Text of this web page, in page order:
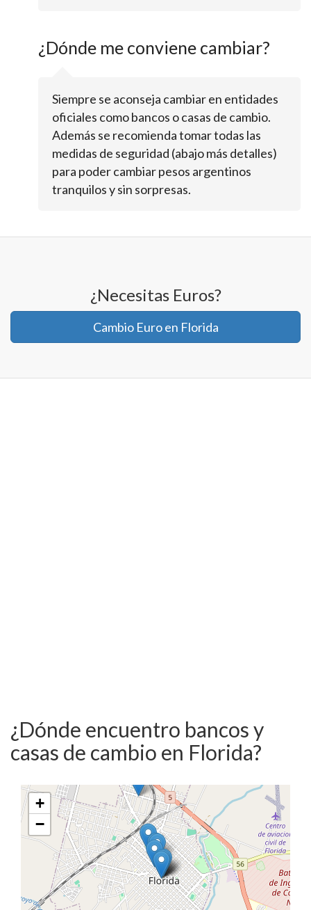
¿Dónde me conviene cambiar?
Siempre se aconseja cambiar en entidades
oficiales como bancos o casas de cambio.
Además se recomienda tomar todas las
medidas de seguridad (abajo más detalles)
para poder cambiar pesos argentinos
tranquilos y sin sorpresas.
¿Necesitas Euros?
Cambio Euro en Florida
¿Dónde encuentro bancos y
casas de cambio en Florida?
+
−